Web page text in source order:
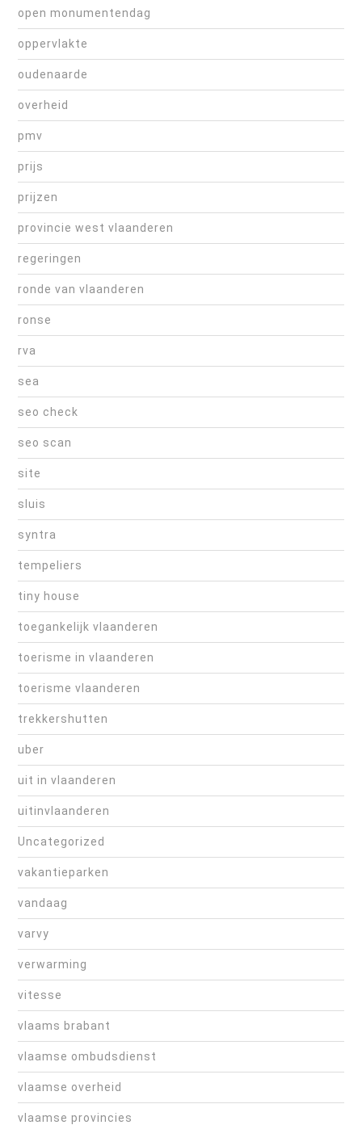
open monumentendag
oppervlakte
oudenaarde
overheid
pmv
prijs
prijzen
provincie west vlaanderen
regeringen
ronde van vlaanderen
ronse
rva
sea
seo check
seo scan
site
sluis
syntra
tempeliers
tiny house
toegankelijk vlaanderen
toerisme in vlaanderen
toerisme vlaanderen
trekkershutten
uber
uit in vlaanderen
uitinvlaanderen
Uncategorized
vakantieparken
vandaag
varvy
verwarming
vitesse
vlaams brabant
vlaamse ombudsdienst
vlaamse overheid
vlaamse provincies